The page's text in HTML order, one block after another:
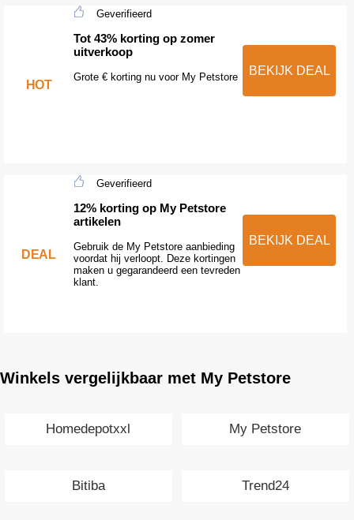
HOT
Geverifieerd
Tot 43% korting op zomer
uitverkoop
Grote € korting nu voor My Petstore BEKIJK DEAL
DEAL
Geverifieerd
12% korting op My Petstore
artikelen
Gebruik de My Petstore aanbieding
voordat hij verloopt. Deze kortingen
maken u gegarandeerd een tevreden
klant.
BEKIJK DEAL
Winkels vergelijkbaar met My Petstore
Homedepotxxl My Petstore
Bitiba Trend24